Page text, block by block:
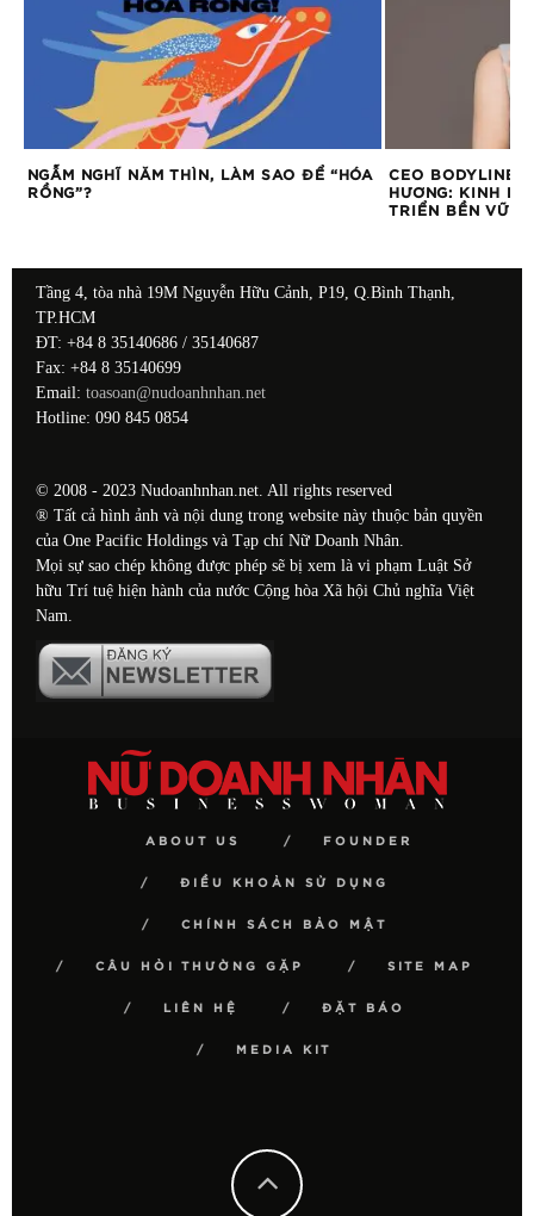
NGẪM NGHĨ NĂM THÌN, LÀM SAO ĐỂ “HÓA
RỒNG”?
CEO BODYLINE
HƯƠNG: KINH
TRIỂN BỀN VỮNG
Tầng 4, tòa nhà 19M Nguyễn Hữu Cảnh, P19, Q.Bình Thạnh,
TP.HCM
ĐT: +84 8 35140686 / 35140687
Fax: +84 8 35140699
Email: toasoan@nudoanhnhan.net
Hotline: 090 845 0854
© 2008 - 2023 Nudoanhnhan.net. All rights reserved
® Tất cả hình ảnh và nội dung trong website này thuộc bản quyền
của One Pacific Holdings và Tạp chí Nữ Doanh Nhân.
Mọi sự sao chép không được phép sẽ bị xem là vi phạm Luật Sở
hữu Trí tuệ hiện hành của nước Cộng hòa Xã hội Chủ nghĩa Việt
Nam.
ABOUT US FOUNDER
ĐIỀU KHOẢN SỬ DỤNG
CHÍNH SÁCH BẢO MẬT
CÂU HỎI THƯỜNG GẶP SITE MAP
LIÊN HỆ ĐẶT BÁO
MEDIA KIT